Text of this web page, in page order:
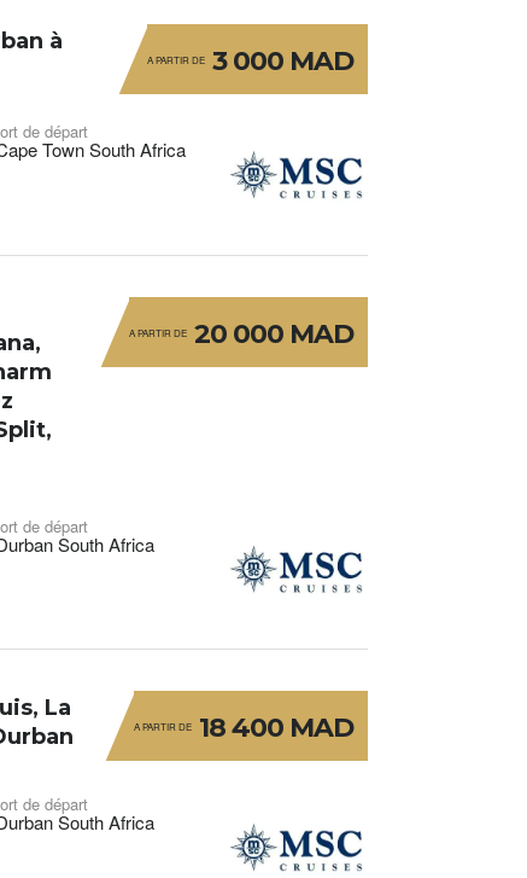
A PARTIR DE 3 000 MAD
à
de départ
Town South Africa
A PARTIR DE 20 000 MAD
de départ
South Africa
A PARTIR DE 18 400 MAD
La
de départ
South Africa